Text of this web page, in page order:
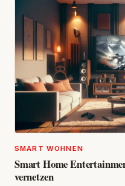
SMART WOHNEN
Smart Home
vernetzen